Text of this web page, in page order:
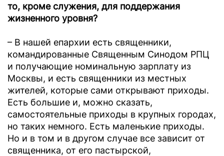
то, кроме служения, для поддержания
жизненного уровня?
– В нашей епархии есть священники,
командированные Священным Синодом РПЦ
и получающие номинальную зарплату из
Москвы, и есть священники из местных
жителей, которые сами открывают приходы.
Есть большие и, можно сказать,
самостоятельные приходы в крупных городах,
но таких немного. Есть маленькие приходы.
Но и в том и в другом случае все зависит от
священника, от его пастырской,